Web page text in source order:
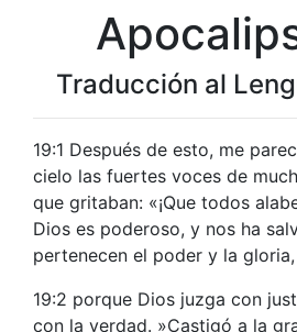
Traducción al
19:1 Después de esto, me
cielo las fuertes voces de
que gritaban: «¡Que todos
Dios es poderoso, y nos ha
pertenecen el poder y la gloria,
19:2 porque Dios juzga con
con la verdad. »Castigó a la